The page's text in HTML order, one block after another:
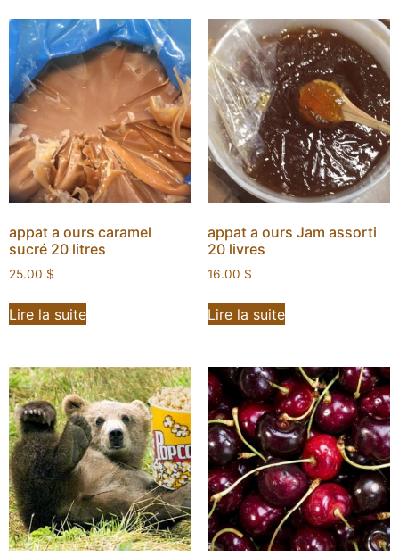
appat a ours caramel
sucré 20 litres
25.00 $
Lire la suite
appat a ours Jam assorti
20 livres
16.00 $
Lire la suite